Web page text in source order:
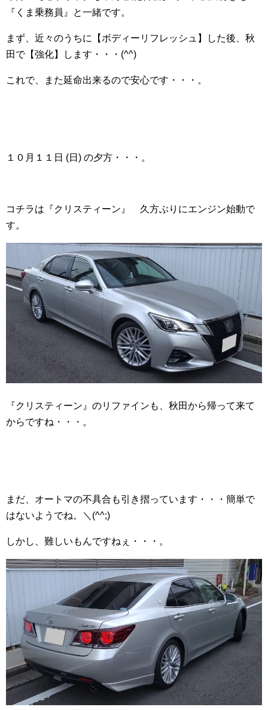
『くま乗務員』と一緒です。
まず、近々のうちに【ボディーリフレッシュ】した後、秋
田で【強化】します・・・(^^)
これで、また延命出来るので安心です・・・。
１０月１１日 (日) の夕方・・・。
コチラは『クリスティーン』 久方ぶりにエンジン始動で
す。
『クリスティーン』のリファインも、秋田から帰って来て
からですね・・・。
まだ、オートマの不具合も引き摺っています・・・簡単で
はないようでね。＼(^^;)
しかし、難しいもんですねぇ・・・。